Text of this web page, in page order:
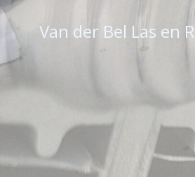
Ga
naar
inhoud
Van der Bel Las en